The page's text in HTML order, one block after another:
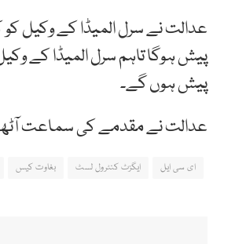
عدالت نے سرل المیڈا کے وکیل
پیش ہوگا تاہم سرل المیڈا کے
پیش ہوں گے۔
عدالت نے مقدمے کی سماعت آٹھ
ای سی ایل ایگزٹ کنٹرول لسٹ بغاوت کیس